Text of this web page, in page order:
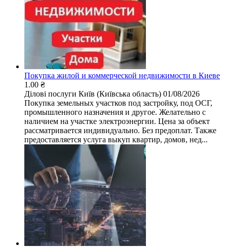
Покупка жилой и коммерческой недвижимости в Киеве
1.00 ₴
Ділові послуги Київ (Київська область) 01/08/2026
Покупка земельных участков под застройку, под ОСГ,
промышленного назначения и другое. Желательно с
наличием на участке электроэнергии. Цена за объект
рассматривается индивидуально. Без предоплат. Также
предоставляется услуга выкуп квартир, домов, нед...